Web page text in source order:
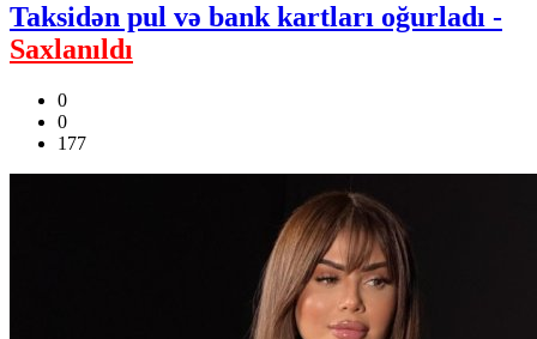
Taksidən pul və bank kartları oğurladı -
Saxlanıldı
0
0
177